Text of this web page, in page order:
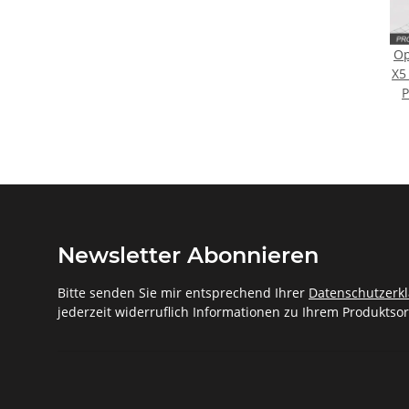
Newsletter Abonnieren
Bitte senden Sie mir entsprechend Ihrer
jederzeit widerruflich Informationen zu Ihrem